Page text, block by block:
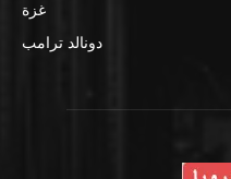
غزة
دونالد ترامب